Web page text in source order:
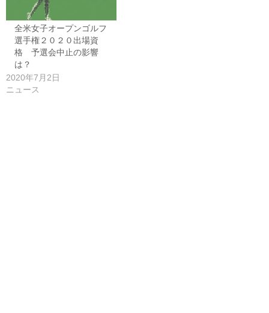
全米女子オープンゴルフ
選手権２０２０出場資
格 予選会中止の影響
は？
2020年7月2日
ニュース